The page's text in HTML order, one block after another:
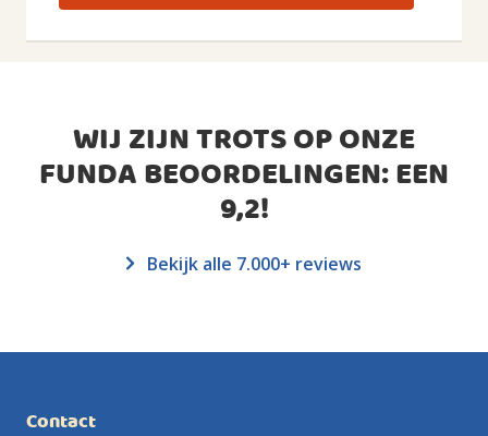
WIJ ZIJN TROTS OP ONZE
FUNDA BEOORDELINGEN: EEN
9,2!
Bekijk alle 7.000+ reviews
Contact